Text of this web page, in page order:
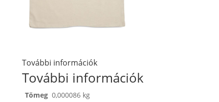
További információk
További információk
Tömeg 0,000086 kg